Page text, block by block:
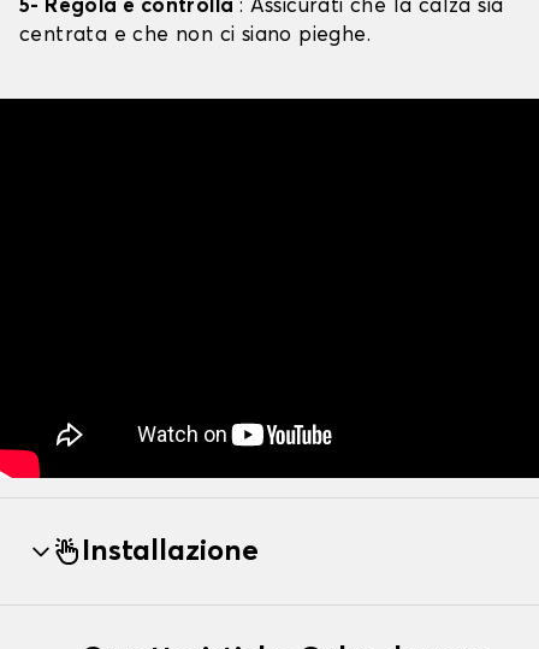
5- Regola e controlla : Assicurati che la calza sia
centrata e che non ci siano pieghe.
Installazione